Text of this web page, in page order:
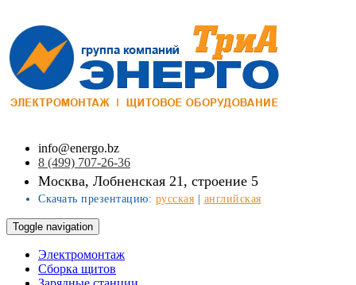
info@energo.bz
8 (499) 707-26-36
Москва, Лобненская 21, строение 5
Скачать презентацию: русская английская
Toggle navigation
Электромонтаж
Сборка щитов